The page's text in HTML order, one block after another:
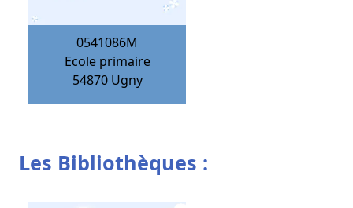
0541086M
Ecole primaire
54870 Ugny
Les Bibliothèques :